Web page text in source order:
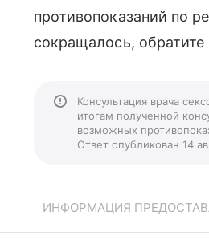
противопоказаний по
сокращалось,
Консультация врача
итогам полученной
возможных
Ответ опубликован 14
ИНФОРМАЦИЯ